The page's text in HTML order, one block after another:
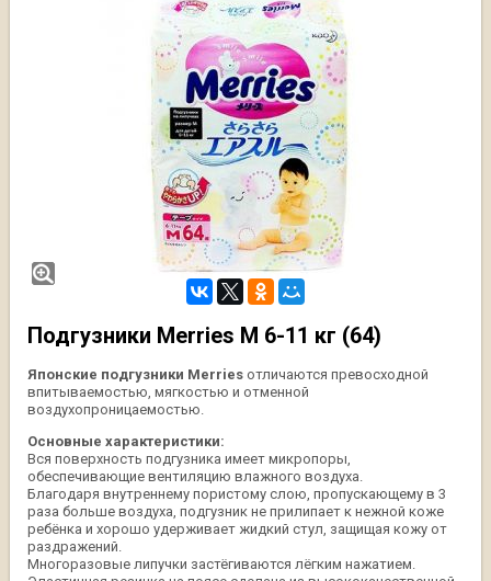
Подгузники Merries M 6-11 кг (64)
Японские подгузники Merriesотличаются превосходной
впитываемостью, мягкостью и отменной
воздухопроницаемостью.
Основные характеристики:
Вся поверхность подгузника имеет микропоры,
обеспечивающие вентиляцию влажного воздуха.
Благодаря внутреннему пористому слою, пропускающему в 3
раза больше воздуха, подгузник не прилипает к нежной коже
ребёнка и хорошо удерживает жидкий стул, защищая кожу от
раздражений.
Mногоразовые липучки застёгиваются лёгким нажатием.